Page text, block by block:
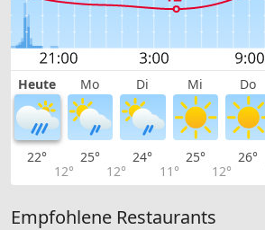
Heute Mo Di Mi Do
22°
12°
25°
12°
24°
11°
25°
12°
26°
Empfohlene Restaurants